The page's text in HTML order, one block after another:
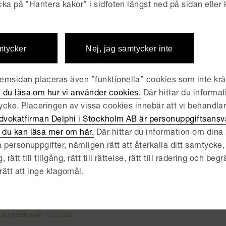
| MAJ 21, 2026
certifierade av Great
året i rad
| MARS 26, 2026
fortsatt högt rankade
| MARS 19, 2026
behåller stark
på ”Hantera kakor” i sidfoten längst ned på sidan eller
Nej, jag samtycker inte
placeras även ”funktionella” cookies som inte
du läsa om hur vi använder cookies. Där hittar du
Placeringen av vissa cookies innebär att vi
Delphi i Stockholm AB är
kan läsa mer om här. Där hittar du information om
personuppgifter, nämligen rätt att återkalla ditt
rätt till tillgång, rätt till rättelse, rätt till radering och
att inge klagomål.